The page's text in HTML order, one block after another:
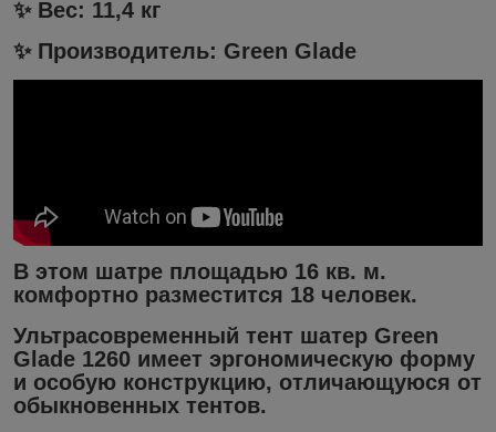
✨ Вес: 11,4 кг
✨ Производитель: Green Glade
В этом шатре площадью 16 кв. м.
комфортно разместится 18 человек.
Ультрасовременный тент шатер Green
Glade 1260 имеет эргономическую форму
и особую конструкцию, отличающуюся от
обыкновенных тентов.